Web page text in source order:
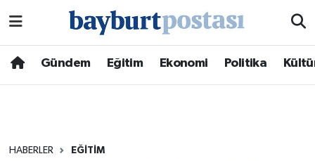
Gündem Eğitim Ekonomi Politika
HABERLER EĞITIM
Hava Durumu